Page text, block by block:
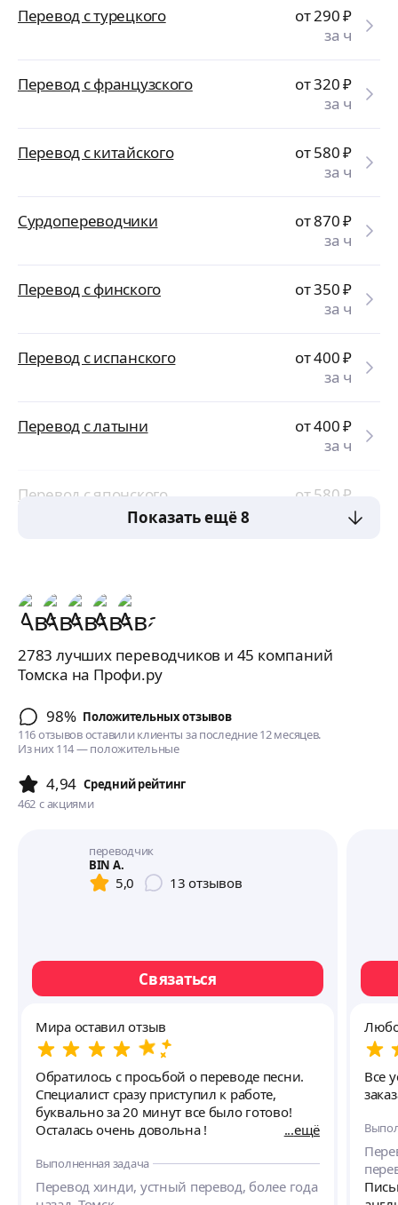
Перевод с турецкого от 290₽
за ч
Перевод с французского от 320₽
за ч
Перевод с китайского от 580₽
за ч
Сурдопереводчики от 870₽
за ч
Перевод с финского от 350₽
за ч
Перевод с испанского от 400₽
за ч
Перевод с латыни от 400₽
за ч
Перевод с японского от 580₽
за ч
Показать ещё 8
2783 лучших переводчиков и 45 компаний
Томска на Профи.ру
98% Положительных отзывов
116 отзывов оставили клиенты за последние 12 месяцев.
Из них 114 — положительные
4,94 Cредний рейтинг
462 с акциями
переводчик
BIN A.
5,0 13 отзывов
Связаться
Мира оставил отзыв
Обратилось с просьбой о переводе песни.
Специалист сразу приступил к работе,
буквально за 20 минут все было готово!
Осталась очень довольна !
ещё
Выполненная задача
Перевод хинди, устный перевод, более года
Все